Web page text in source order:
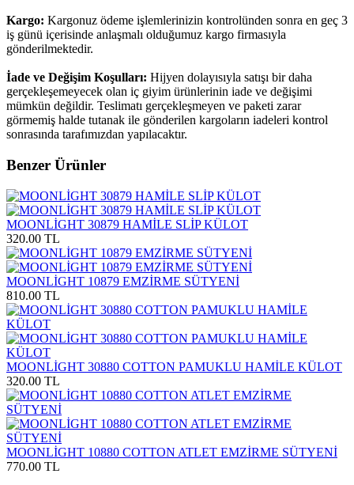
Kargo: Kargonuz ödeme işlemlerinizin kontrolünden sonra en geç 3
iş günü içerisinde anlaşmalı olduğumuz kargo firmasıyla
gönderilmektedir.
İade ve Değişim Koşulları: Hijyen dolayısıyla satışı bir daha
gerçekleşemeyecek olan iç giyim ürünlerinin iade ve değişimi
mümkün değildir. Teslimatı gerçekleşmeyen ve paketi zarar
görmemiş halde tutanak ile gönderilen kargoların iadeleri kontrol
sonrasında tarafımızdan yapılacaktır.
Benzer Ürünler
MOONLİGHT 30879 HAMİLE SLİP KÜLOT
320.00 TL
MOONLİGHT 10879 EMZİRME SÜTYENİ
810.00 TL
MOONLİGHT 30880 COTTON PAMUKLU HAMİLE KÜLOT
320.00 TL
MOONLİGHT 10880 COTTON ATLET EMZİRME SÜTYENİ
770.00 TL